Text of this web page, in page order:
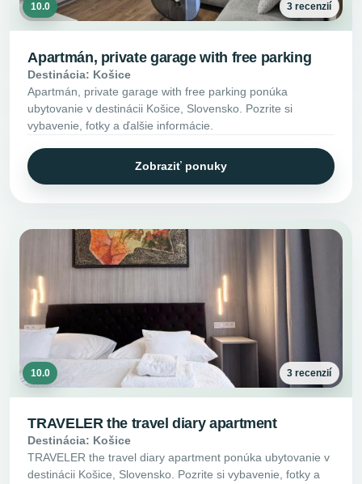
10.0 3 recenzií
Apartmán, private garage with free parking
Destinácia: Košice
Apartmán, private garage with free parking ponúka
ubytovanie v destinácii Košice, Slovensko. Pozrite si
vybavenie, fotky a ďalšie informácie.
Zobraziť ponuky
10.0 3 recenzií
TRAVELER the travel diary apartment
Destinácia: Košice
TRAVELER the travel diary apartment ponúka ubytovanie v
destinácii Košice, Slovensko. Pozrite si vybavenie, fotky a